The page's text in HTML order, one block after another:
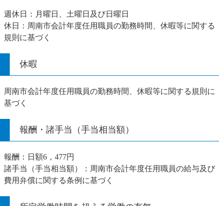
週休日：月曜日、土曜日及び日曜日
休日：周南市会計年度任用職員の勤務時間、休暇等に関する
規則に基づく
休暇
周南市会計年度任用職員の勤務時間、休暇等に関する規則に
基づく
報酬・諸手当（手当相当額）
報酬：日額6，477円
諸手当（手当相当額）：周南市会計年度任用職員の給与及び
費用弁償に関する条例に基づく